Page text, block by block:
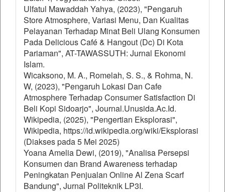
Ulfatul Mawaddah Yahya, (2023), "Pengaruh
Store Atmosphere, Variasi Menu, Dan Kualitas
Pelayanan Terhadap Minat Beli Ulang Konsumen
Pada Delicious Café & Hangout (Dc) Di Kota
Pariaman", AT-TAWASSUTH: Jurnal Ekonomi
Islam.
Wicaksono, M. A., Romelah, S. S., & Rohma, N.
W, (2023), "Pengaruh Lokasi Dan Cafe
Atmosphere Terhadap Consumer Satisfaction Di
Beli Kopi Sidoarjo", Journal.Unusida.Ac.Id.
Wikipedia, (2025), "Pengertian Eksplorasi",
Wikipedia, https://id.wikipedia.org/wiki/Eksplorasi
(Diakses pada 5 Mei 2025)
Yoana Amelia Dewi, (2019), "Analisa Persepsi
Konsumen dan Brand Awareness terhadap
Peningkatan Penjualan Online Al Zena Scarf
Bandung", Jurnal Politeknik LP3I.